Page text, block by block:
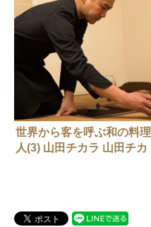
世界から客を呼ぶ和の料理
人(3) 山田チカラ 山田チカ